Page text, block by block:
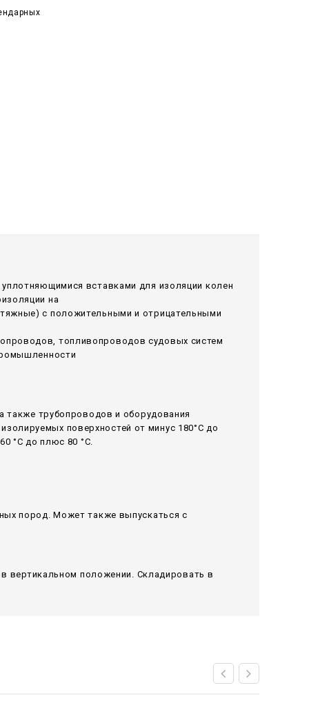
вставками для изоляции колен
на
с положительными и отрицательными
топливопроводов судовых систем
также трубопроводов и оборудования
поверхностей от минус 180°С до
°С до плюс 80 °С.
пород. Может также выпускаться с
вертикальном положении. Складировать в